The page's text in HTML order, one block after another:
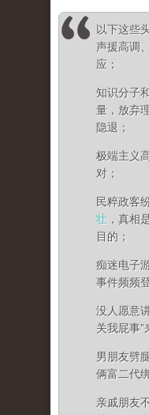
以下这些
声援高调
应；
知识分子
量，放弃
隐退；
极端主义
对；
民粹政客
壮 ，真相
目的；
痴迷电子
事件频频
没人愿意
关我屁事”
男朋友劈
俩富二代
亲戚朋友